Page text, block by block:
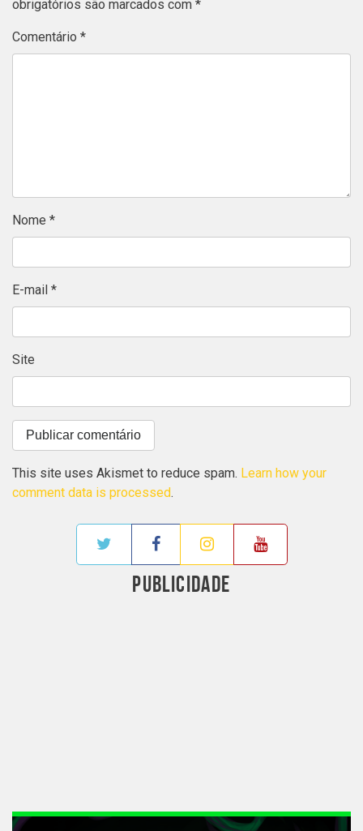
obrigatórios são marcados com *
Comentário *
Nome *
E-mail *
Site
This site uses Akismet to reduce spam. Learn how your
comment data is processed.
PUBLICIDADE